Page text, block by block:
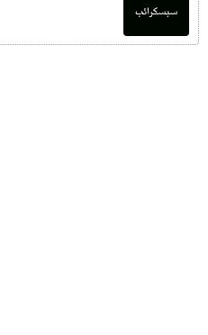
سبسکرائب